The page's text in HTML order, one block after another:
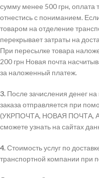
сумму менее 500 грн, оплата
отнестись с пониманием.
товаром на отделение
перекрывает затраты на
При пересылке товара
200 грн Новая почта
за наложенный платеж.
3. После зачисления денег
заказа отправляется при
(УКРПОЧТА, НОВАЯ ПОЧТА,
сможете узнать на сайтах
4.Стоимость услуг по
транспортной компании при